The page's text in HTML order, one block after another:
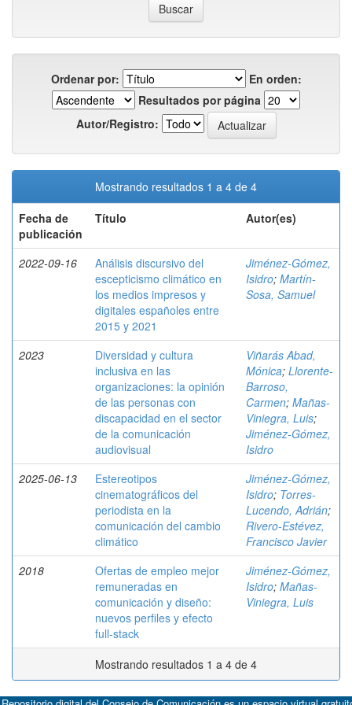
Ordenar por:
En orden:
Resultados por página
Autor/Registro:
Mostrando resultados 1 a 4 de 4
Fecha de
publicación
Título Autor(es)
2022-09-16
Análisis discursivo del
escepticismo climático en
los medios impresos y
digitales españoles entre
2015 y 2021
Jiménez-Gómez,
Isidro; Martín-
Sosa, Samuel
2023
Diversidad y cultura
inclusiva en las
organizaciones: la opinión
de las personas con
discapacidad en el sector
de la comunicación
audiovisual
Viñarás Abad,
Mónica; Llorente-
Barroso,
Carmen; Mañas-
Viniegra, Luis;
Jiménez-Gómez,
Isidro
2025-06-13
Estereotipos
cinematográficos del
periodista en la
comunicación del cambio
climático
Jiménez-Gómez,
Isidro; Torres-
Lucendo, Adrián;
Rivero-Estévez,
Francisco Javier
2018
Ofertas de empleo mejor
remuneradas en
comunicación y diseño:
nuevos perfiles y efecto
full-stack
Jiménez-Gómez,
Isidro; Mañas-
Viniegra, Luis
Mostrando resultados 1 a 4 de 4